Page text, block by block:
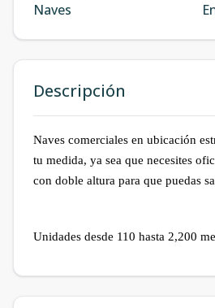
Naves
Descripción
Naves comerciales en ubicación
tu medida, ya sea que necesites
con doble altura para que puedas
Unidades desde 110 hasta 2,200